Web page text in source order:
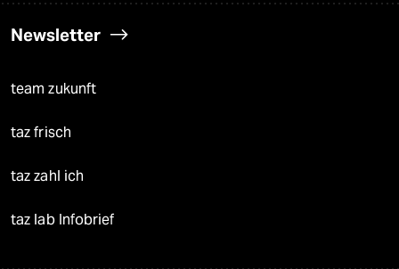
Newsletter
team zukunft
taz frisch
taz zahl ich
taz lab Infobrief